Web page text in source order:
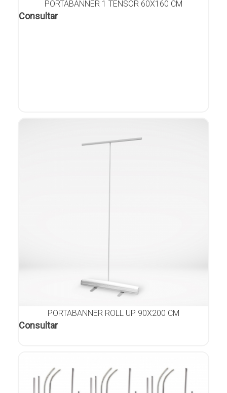
PORTABANNER 1 TENSOR 60X160 CM
Consultar
PORTABANNER ROLL UP 90X200 CM
Consultar